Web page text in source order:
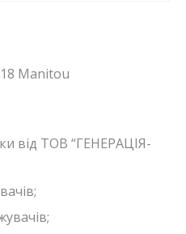
Manitou
від ТОВ “ГЕНЕРАЦІЯ-